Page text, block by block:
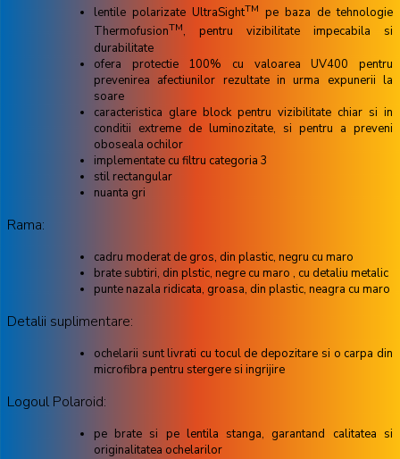
lentile polarizate UltraSightTM pe baza de tehnologie
ThermofusionTM, pentru vizibilitate impecabila si
durabilitate
ofera protectie 100% cu valoarea UV400 pentru
prevenirea afectiunilor rezultate in urma expunerii la
soare
caracteristica glare block pentru vizibilitate chiar si in
conditii extreme de luminozitate, si pentru a preveni
oboseala ochilor
implementate cu filtru categoria 3
stil rectangular
nuanta gri
Rama:
cadru moderat de gros, din plastic, negru cu maro
brate subtiri, din plstic, negre cu maro , cu detaliu metalic
punte nazala ridicata, groasa, din plastic, neagra cu maro
Detalii suplimentare:
ochelarii sunt livrati cu tocul de depozitare si o carpa din
microfibra pentru stergere si ingrijire
Logoul Polaroid:
pe brate si pe lentila stanga, garantand calitatea si
originalitatea ochelarilor